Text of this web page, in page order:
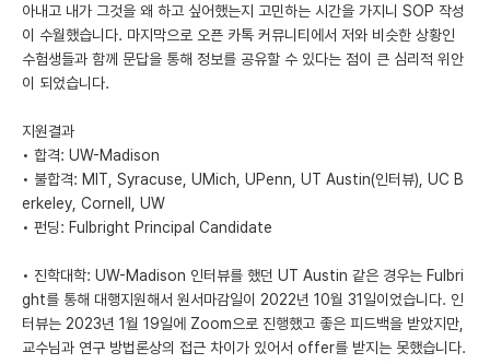
아내고 내가 그것을 왜 하고 싶어했는지 고민하는 시간을 가지니 SOP 작성
이 수월했습니다. 마지막으로 오픈 카톡 커뮤니티에서 저와 비슷한 상황인
수험생들과 함께 문답을 통해 정보를 공유할 수 있다는 점이 큰 심리적 위안
이 되었습니다.
지원결과
• 합격: UW-Madison
• 불합격: MIT, Syracuse, UMich, UPenn, UT Austin(인터뷰), UC B
erkeley, Cornell, UW
• 펀딩: Fulbright Principal Candidate
• 진학대학: UW-Madison 인터뷰를 했던 UT Austin 같은 경우는 Fulbri
ght를 통해 대행지원해서 원서마감일이 2022년 10월 31일이었습니다. 인
터뷰는 2023년 1월 19일에 Zoom으로 진행했고 좋은 피드백을 받았지만,
교수님과 연구 방법론상의 접근 차이가 있어서 offer를 받지는 못했습니다.